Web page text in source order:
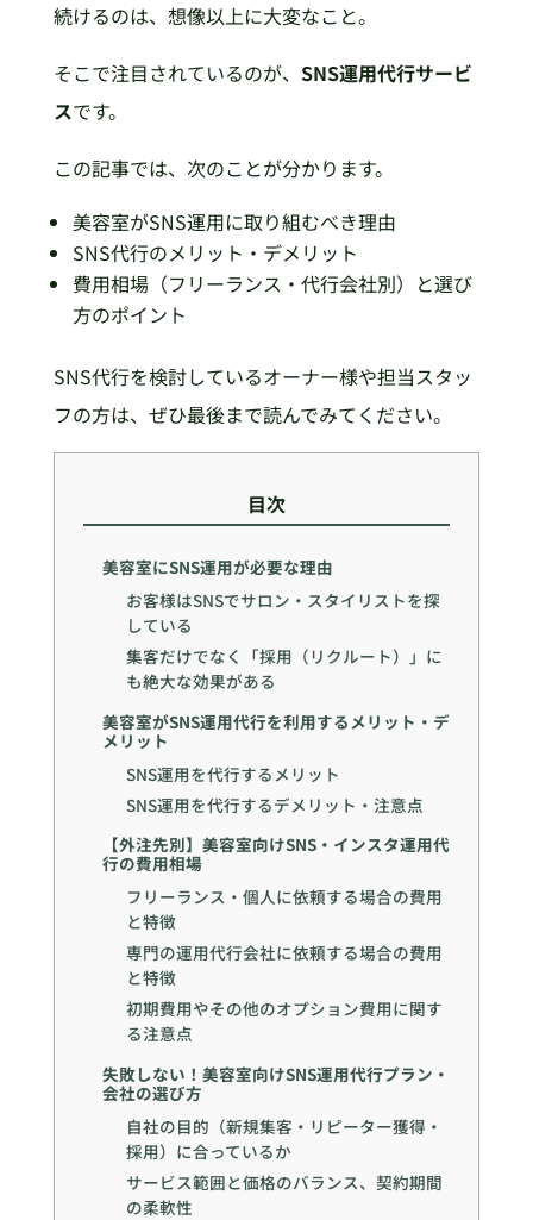
続けるのは、想像以上に大変なこと。
そこで注目されているのが、 SNS運用代行サービ
スです。
この記事では、次のことが分かります。
美容室がSNS運用に取り組むべき理由
SNS代行のメリット・デメリット
費用相場（フリーランス・代行会社別）と選び
方のポイント
SNS代行を検討しているオーナー様や担当スタッ
フの方は、ぜひ最後まで読んでみてください。
目次
美容室にSNS運用が必要な理由
お客様はSNSでサロン・スタイリストを探
している
集客だけでなく「採用（リクルート）」に
も絶大な効果がある
美容室がSNS運用代行を利用するメリット・デ
メリット
SNS運用を代行するメリット
SNS運用を代行するデメリット・注意点
【外注先別】美容室向けSNS・インスタ運用代
行の費用相場
フリーランス・個人に依頼する場合の費用
と特徴
専門の運用代行会社に依頼する場合の費用
と特徴
初期費用やその他のオプション費用に関す
る注意点
失敗しない！美容室向けSNS運用代行プラン・
会社の選び方
自社の目的（新規集客・リピーター獲得・
採用）に合っているか
サービス範囲と価格のバランス、契約期間
の柔軟性